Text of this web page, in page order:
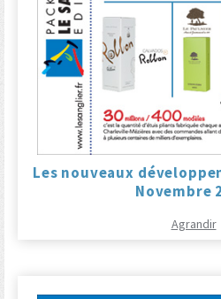
Les nouveaux
Novembre
Agrandir